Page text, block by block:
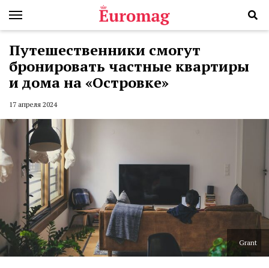
Путешественники смогут
бронировать частные квартиры
и дома на «Островке»
17 апреля 2024
Grant